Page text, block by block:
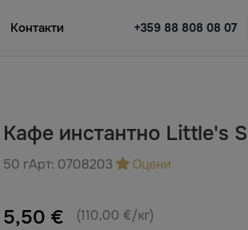
Контакти +359 88 808 08 07
Кафе инстантно Little's
50 гАрт: 0708203 Оцени
5,50 € (110,00 €/кг)